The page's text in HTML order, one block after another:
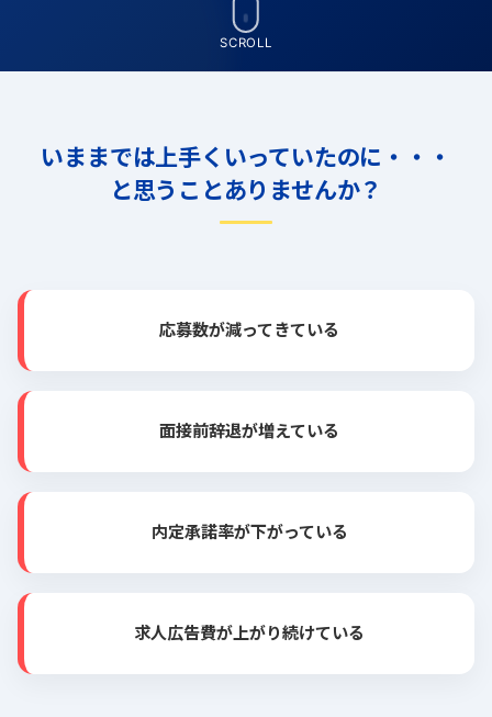
SCROLL
いままでは上手くいっていたのに・・・
と思うことありませんか？
応募数が減ってきている
面接前辞退が増えている
内定承諾率が下がっている
求人広告費が上がり続けている